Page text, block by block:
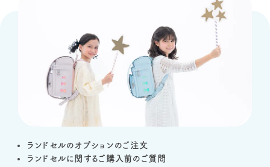
ランドセルのオプションのご注文
ランドセルに関するご購入前のご質問